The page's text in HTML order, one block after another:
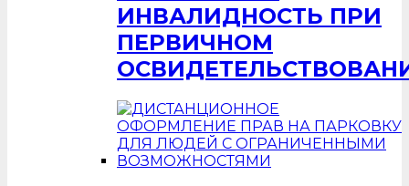
ИНВАЛИДНОСТЬ ПРИ
ПЕРВИЧНОМ